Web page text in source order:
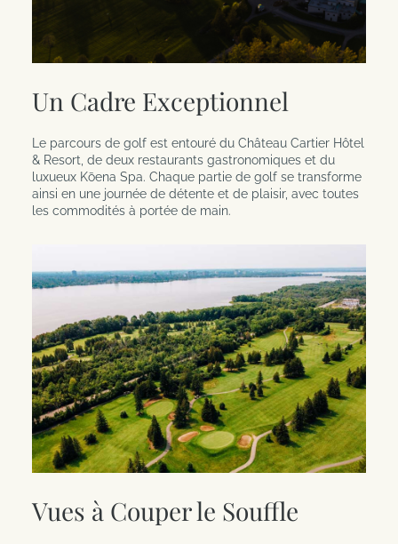
Un Cadre Exceptionnel
Le parcours de golf est entouré du Château Cartier Hôtel
& Resort, de deux restaurants gastronomiques et du
luxueux Kōena Spa. Chaque partie de golf se transforme
ainsi en une journée de détente et de plaisir, avec toutes
les commodités à portée de main.
Vues à Couper le Souffle